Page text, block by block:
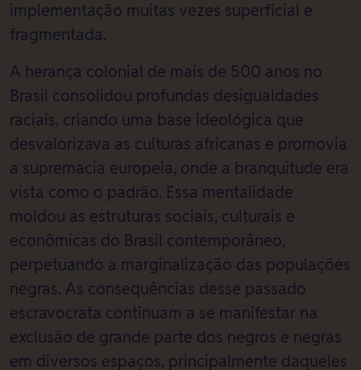
implementação muitas vezes superficial e
fragmentada.
A herança colonial de mais de 500 anos no
Brasil consolidou profundas desigualdades
raciais, criando uma base ideológica que
desvalorizava as culturas africanas e promovia
a supremacia europeia, onde a branquitude era
vista como o padrão. Essa mentalidade
moldou as estruturas sociais, culturais e
econômicas do Brasil contemporâneo,
perpetuando a marginalização das populações
negras. As consequências desse passado
escravocrata continuam a se manifestar na
exclusão de grande parte dos negros e negras
em diversos espaços, principalmente daqueles